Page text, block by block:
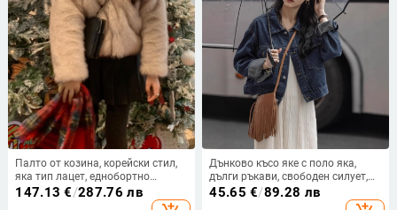
Палто от козина, корейски стил,
яка тип лацет, еднобортно
закопчаване, полиестерна
147.13 €/287.76 лв
Дънково късо яке с поло яка,
дълги ръкави, свободен силует,
от памук, есен 2024
45.65 €/89.28 лв